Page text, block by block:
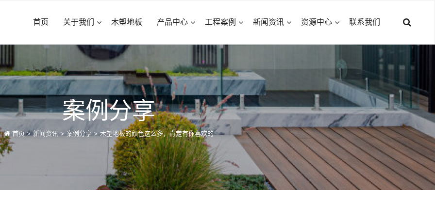
首页 关于我们 木塑地板 产品中心 工程案例 新闻资讯 资源中心 联系我们
案例分享
首页 >新闻资讯 > 案例分享 >木塑地板的颜色这么多，肯定有你喜欢的